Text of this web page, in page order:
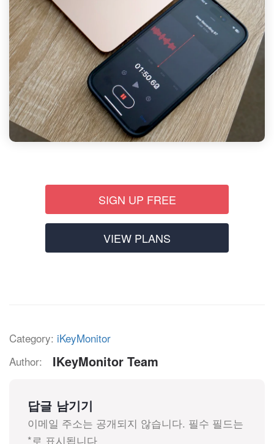
SIGN UP FREE
VIEW PLANS
Category: iKeyMonitor
Author:
IKeyMonitor Team
답글 남기기
이메일 주소는 공개되지 않습니다. 필수 필드는
*로 표시됩니다